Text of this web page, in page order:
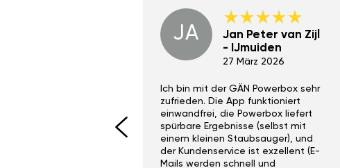
JA
Jan Peter van Zijl
- IJmuiden
27 März 2026
Ich bin mit der GÄN Powerbox sehr
zufrieden. Die App funktioniert
einwandfrei, die Powerbox liefert
spürbare Ergebnisse (selbst mit
einem kleinen Staubsauger), und
der Kundenservice ist exzellent (E-
Mails werden schnell und